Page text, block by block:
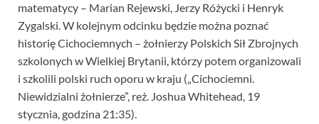
matematycy – Marian Rejewski, Jerzy Różycki i Henryk
Zygalski. W kolejnym odcinku będzie można poznać
historię Cichociemnych – żołnierzy Polskich Sił Zbrojnych
szkolonych w Wielkiej Brytanii, którzy potem organizowali
i szkolili polski ruch oporu w kraju („Cichociemni.
Niewidzialni żołnierze”, reż. Joshua Whitehead, 19
stycznia, godzina 21:35).